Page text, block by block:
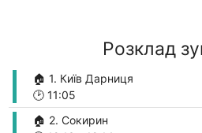
Розклад
🏠 1. Київ Дарниця
🕑11:05
🏠 2. Сокирин